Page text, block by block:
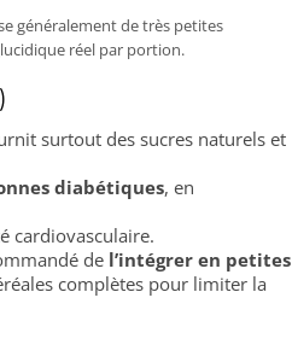
généralement de très petites
réel par portion.
surtout des sucres naturels et
diabétiques, en
cardiovasculaire.
de l’intégrer en petites
complètes pour limiter la